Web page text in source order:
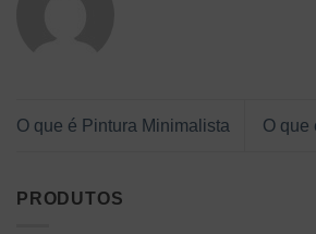
O que é Pintura Minimalista O que
PRODUTOS